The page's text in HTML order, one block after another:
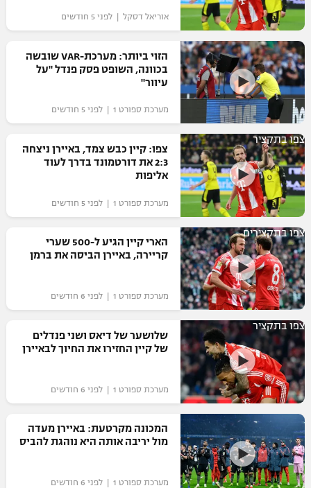
אוריאל דסקל | לפני 5 חודשים
הזוי ביותר: מערכת-VAR שובשה
בכוונה, השופט פסק פנדל "על
עיוור"
מערכת ספורט 1 | לפני 5 חודשים
צפו בתקציר
צפו: קיין כבש צמד, באיירן ניצחה
2:3 את דורטמונד בדרך לעוד
אליפות
מערכת ספורט 1 | לפני 5 חודשים
צפו בתקצירים
הארי קיין הגיע ל-500 שערי
קריירה, באיירן הביסה את ברמן
מערכת ספורט 1 | לפני 6 חודשים
צפו בתקציר
שלושער של דיאס ושני פנדלים
של קיין החזירו את החיוך לבאיירן
מערכת ספורט 1 | לפני 6 חודשים
המכונה מקרטעת: באיירן מעדה
מול יריבה אותה היא נוהגת להביס
מערכת ספורט 1 | לפני 6 חודשים